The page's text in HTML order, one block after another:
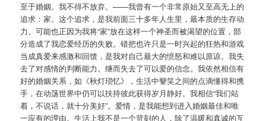
至于婚姻。我不得不放弃。——我曾有一个非常原始又至高无上的
追求：家。这个追求，是我前面三十多年人生里，最本质的生存动
力。可能也正因为我将“家”放在这样一个神圣而被渴望的位置，部
分造成了我恋爱经历的失败。错把也许只是一时兴起的狂热和游戏
当成真爱来感激和回馈，是我对自己最大的愤怒和难以原谅。我失
去了对感情的判断能力。继而失去了可以爱的信念。我依然相信有
好的婚姻关系，如《秋灯琐忆》，生活中颦笑之间的点滴懂得和携
手，在动荡世界中仍可以扶持彼此获得岁月静好。我相信“我们站
着，不说话，就十分美好”。爱情，是我能想到进入婚姻最佳和唯
一应有的理由。生活上我不是一个苛刻的人，除了温暖和真诚的互